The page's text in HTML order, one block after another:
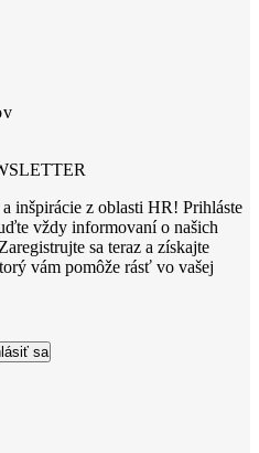
inšpirácie z oblasti HR! Prihláste
vždy informovaní o našich
sa teraz a získajte
vám pomôže rásť vo vašej
sa